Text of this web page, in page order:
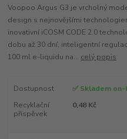
Voopoo Argus G3 je vrcholný
design s nejnovějšími
inovativní iCOSM CODE 2.0
dobu až 30 dní, inteligentní
100 ml e-liquidu na... celý popis
Dostupnost
✅ Skladem
Recyklační
příspěvek
0,48 Kč